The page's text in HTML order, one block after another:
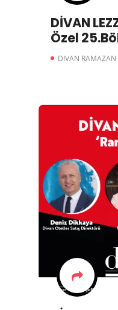
DİVAN
Özel
DIVAN RAMAZAN